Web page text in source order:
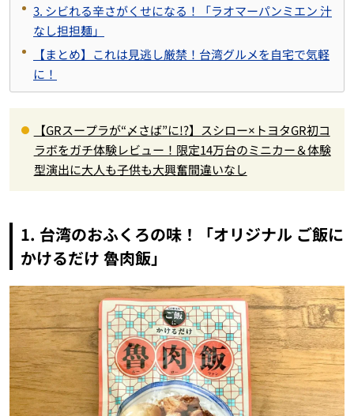
3. シビれる辛さがくせになる！「ラオマーパンミエン 汁
なし担担麺」
【まとめ】これは見逃し厳禁！台湾グルメを自宅で気軽
に！
【GRスープラが“〆さば”に!?】スシロー×トヨタGR初コ
ラボをガチ体験レビュー！限定14万台のミニカー＆体験
型演出に大人も子供も大興奮間違いなし
1. 台湾のおふくろの味！「オリジナル ご飯に
かけるだけ 魯肉飯」